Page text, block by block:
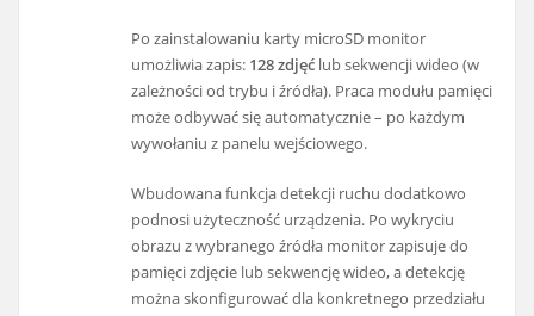
Po zainstalowaniu karty microSD monitor
umożliwia zapis: 128 zdjęć lub sekwencji wideo (w
zależności od trybu i źródła). Praca modułu pamięci
może odbywać się automatycznie – po każdym
wywołaniu z panelu wejściowego.
Wbudowana funkcja detekcji ruchu dodatkowo
podnosi użyteczność urządzenia. Po wykryciu
obrazu z wybranego źródła monitor zapisuje do
pamięci zdjęcie lub sekwencję wideo, a detekcję
można skonfigurować dla konkretnego przedziału